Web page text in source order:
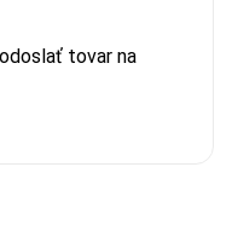
tovar na